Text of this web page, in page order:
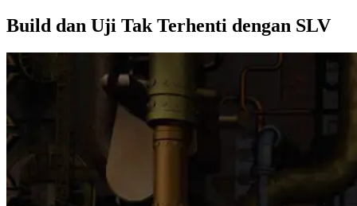
Build dan Uji Tak Terhenti dengan SLV